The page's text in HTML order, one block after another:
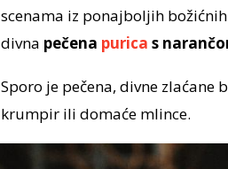
scenama iz ponajboljih
divna pečena purica s
Sporo je pečena, divne
krumpir ili domaće mlince.